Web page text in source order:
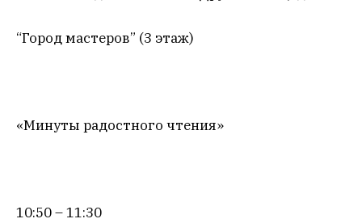
“Город мастеров” (3 этаж)
«Минуты радостного чтения»
10:50 – 11:30